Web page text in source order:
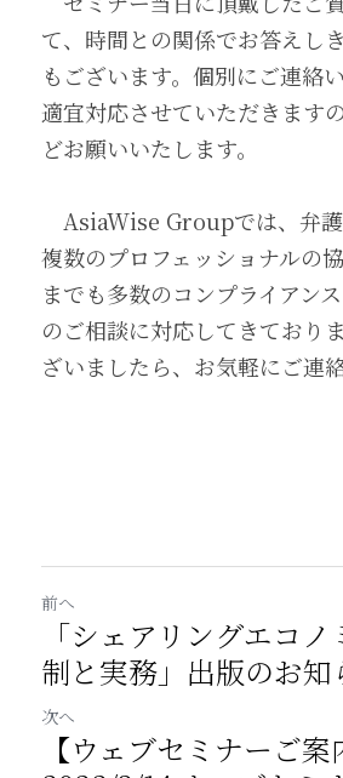
て、時間との関係でお答えし
もございます。個別にご連絡
適宜対応させていただきます
どお願いいたします。
AsiaWise Groupでは、弁
複数のプロフェッショナルの
までも多数のコンプライアン
のご相談に対応してきており
ざいましたら、お気軽にご連
前へ
「シェアリングエコ
制と実務」出版のお知
次へ
【ウェブセミナーご案